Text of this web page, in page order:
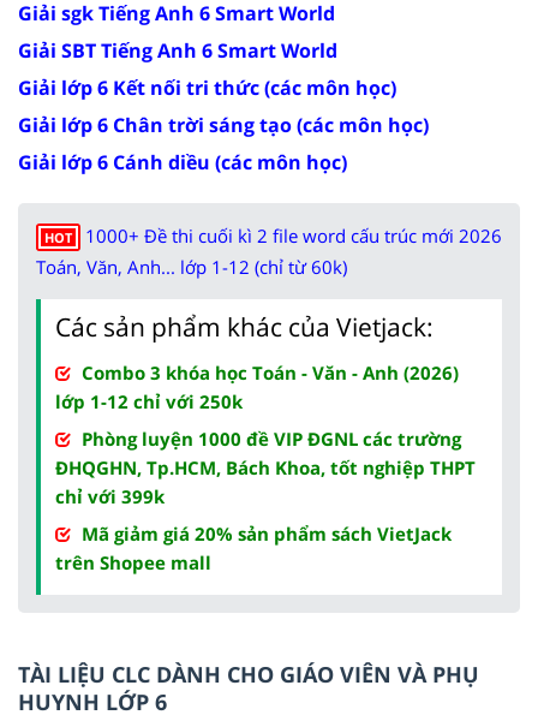
Giải sgk Tiếng Anh 6 Smart World
Giải SBT Tiếng Anh 6 Smart World
Giải lớp 6 Kết nối tri thức (các môn học)
Giải lớp 6 Chân trời sáng tạo (các môn học)
Giải lớp 6 Cánh diều (các môn học)
HOT
1000+ Đề thi cuối kì 2 file word cấu trúc mới 2026
Toán, Văn, Anh... lớp 1-12 (chỉ từ 60k)
Các sản phẩm khác của Vietjack:
Combo 3 khóa học Toán - Văn - Anh (2026)
lớp 1-12 chỉ với 250k
Phòng luyện 1000 đề VIP ĐGNL các trường
ĐHQGHN, Tp.HCM, Bách Khoa, tốt nghiệp THPT
chỉ với 399k
Mã giảm giá 20% sản phẩm sách VietJack
trên Shopee mall
TÀI LIỆU CLC DÀNH CHO GIÁO VIÊN VÀ PHỤ
HUYNH LỚP 6